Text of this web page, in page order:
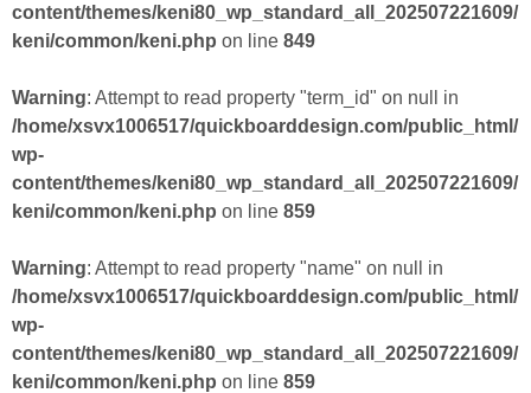
content/themes/keni80_wp_standard_all_202507221609/
keni/common/keni.php on line 849
Warning: Attempt to read property "term_id" on null in
/home/xsvx1006517/quickboarddesign.com/public_html/
wp-
content/themes/keni80_wp_standard_all_202507221609/
keni/common/keni.php on line 859
Warning: Attempt to read property "name" on null in
/home/xsvx1006517/quickboarddesign.com/public_html/
wp-
content/themes/keni80_wp_standard_all_202507221609/
keni/common/keni.php on line 859